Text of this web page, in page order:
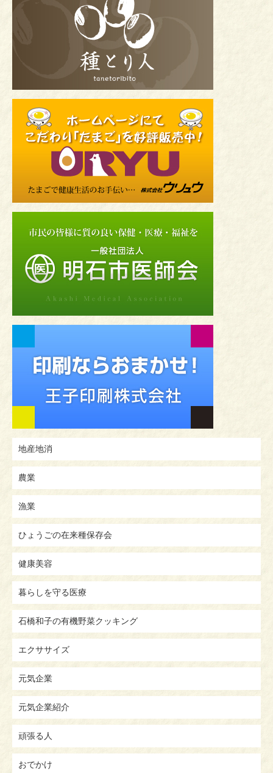
地産地消
農業
漁業
ひょうごの在来種保存会
健康美容
暮らしを守る医療
石橋和子の有機野菜クッキング
エクササイズ
元気企業
元気企業紹介
頑張る人
おでかけ